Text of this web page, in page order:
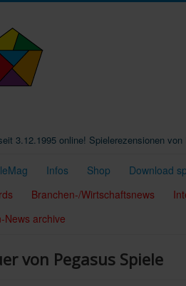
3.12.1995 online! Spielerezensionen
Infos Shop Download
Branchen-/Wirtschaftsnews
News archive
von Pegasus Spiele